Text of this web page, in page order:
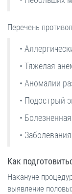
Перечень
•
• Тяжелая
• Аномалии
• Подострый
•
•
Как
Накануне
выявление